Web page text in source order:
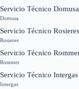
Servicio Técnico
Domusa
Servicio Técnico
Rosieres
Servicio Técnico
Rommer
Servicio Técnico
Intergas